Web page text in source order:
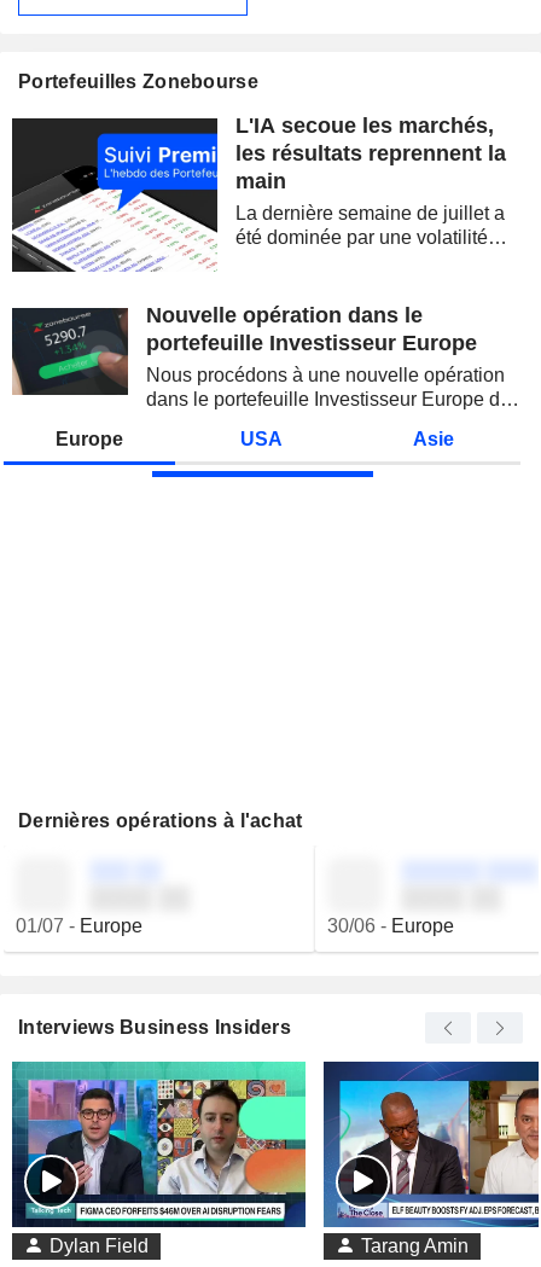
Portefeuilles Zonebourse
L'IA secoue les marchés,
les résultats reprennent la
main
La dernière semaine de juillet a
été dominée par une volatilité
semi-conducteurs. Les
inquiétudes sur la soutenabilité
Nouvelle opération dans le
portefeuille Investisseur Europe
Nous procédons à une nouvelle opération
dans le portefeuille Investisseur Europe de
Europe USA Asie
Dernières opérations à l'achat
01/07 - Europe 30/06- Europe
Interviews Business Insiders
Dylan Field
Tarang Amin